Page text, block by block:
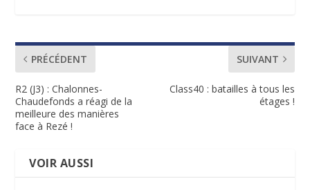
PRÉCÉDENT
R2 (J3) : Chalonnes-
Chaudefonds a réagi de la
meilleure des manières
face à Rezé !
SUIVANT
Class40 : batailles à tous les
étages !
VOIR AUSSI